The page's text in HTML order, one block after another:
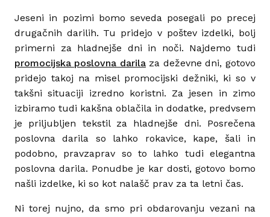
Jeseni in pozimi bomo seveda posegali po precej
drugačnih darilih. Tu pridejo v poštev izdelki, bolj
primerni za hladnejše dni in noči. Najdemo tudi
promocijska poslovna darilaza deževne dni, gotovo
pridejo takoj na misel promocijski dežniki, ki so v
takšni situaciji izredno koristni. Za jesen in zimo
izbiramo tudi kakšna oblačila in dodatke, predvsem
je priljubljen tekstil za hladnejše dni. Posrečena
poslovna darila so lahko rokavice, kape, šali in
podobno, pravzaprav so to lahko tudi elegantna
poslovna darila. Ponudbe je kar dosti, gotovo bomo
našli izdelke, ki so kot nalašč prav za ta letni čas.
Ni torej nujno, da smo pri obdarovanju vezani na